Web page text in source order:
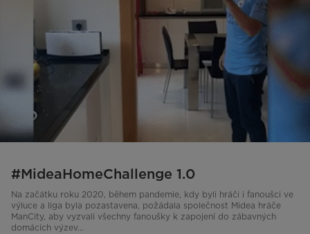
#MideaHomeChallenge 1.0
Na začátku roku 2020, během pandemie, kdy byli hráči i fanoušci ve
výluce a liga byla pozastavena, požádala společnost Midea hráče
ManCity, aby vyzvali všechny fanoušky k zapojení do zábavných
domácích výzev...